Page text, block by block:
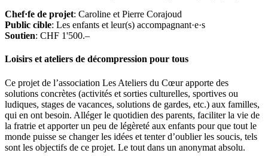
Chef·fe de projet: Caroline et Pierre Corajoud
Public cible: Les enfants et leur(s) accompagnant·e·s
Soutien: CHF 1'500.–
Loisirs et ateliers de décompression pour tous
Ce projet de l’association Les Ateliers du Cœur apporte des
solutions concrètes (activités et sorties culturelles, sportives ou
ludiques, stages de vacances, solutions de gardes, etc.) aux familles,
qui en ont besoin. Alléger le quotidien des parents, faciliter la vie de
la fratrie et apporter un peu de légèreté aux enfants pour que tout le
monde puisse se changer les idées et tenter d’oublier les soucis, tels
sont les objectifs de ce projet. Le tout dans un anonymat absolu.